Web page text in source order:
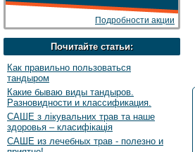
Подробности акции
Почитайте статьи:
Как правильно пользоваться
тандыром
Какие бываю виды тандыров.
Разновидности и классификация.
САШЕ з лікувальних трав та наше
здоровья – класифікація
САШЕ из лечебных трав - полезно и